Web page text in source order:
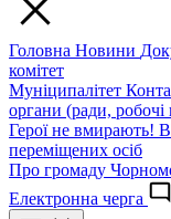
Головна Новини
комітет
Муніципалітет
органи (ради, робочі
Герої не вмирають!
переміщених осіб
Про громаду
Електронна черга